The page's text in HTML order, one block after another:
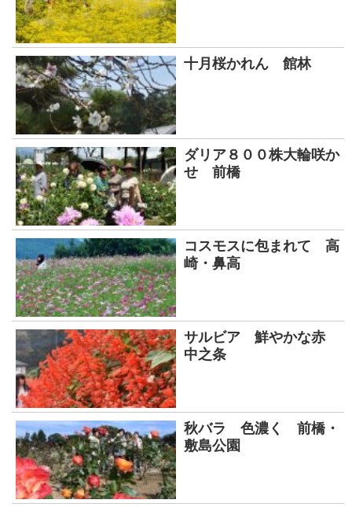
十月桜かれん 館林
ダリア８００株大輪咲か
せ 前橋
コスモスに包まれて 高
崎・鼻高
サルビア 鮮やかな赤
中之条
秋バラ 色濃く 前橋・
敷島公園